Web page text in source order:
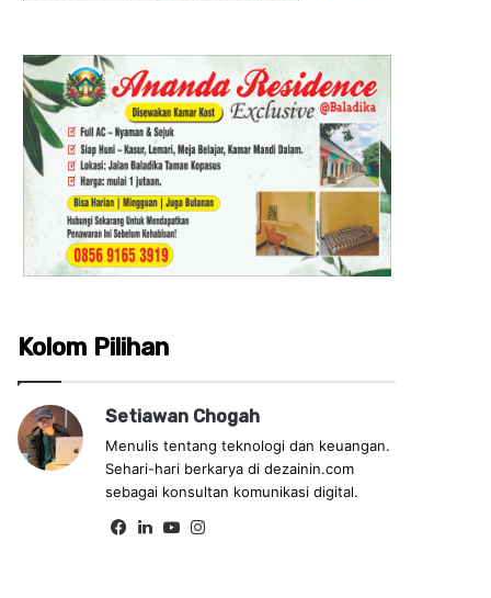
Kolom Pilihan
Setiawan Chogah
Menulis tentang teknologi dan keuangan.
Sehari-hari berkarya di dezainin.com
sebagai konsultan komunikasi digital.
Fa Lin Yo